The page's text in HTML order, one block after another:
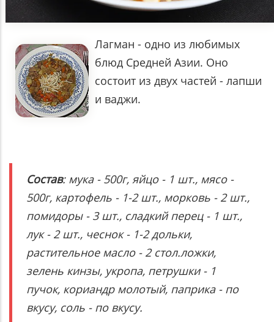
Лагман - одно из любимых
блюд Средней Азии. Оно
состоит из двух частей - лапши
и ваджи.
Состав: мука - 500г, яйцо - 1 шт., мясо -
500г, картофель - 1-2 шт., морковь - 2 шт.,
помидоры - 3 шт., сладкий перец - 1 шт.,
лук - 2 шт., чеснок - 1-2 дольки,
растительное масло - 2 стол.ложки,
зелень кинзы, укропа, петрушки - 1
пучок, кориандр молотый, паприка - по
вкусу, соль - по вкусу.